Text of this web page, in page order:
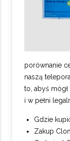
porównanie
naszą
to, abyś mógł
i w pełni
Gdzie
Zakup